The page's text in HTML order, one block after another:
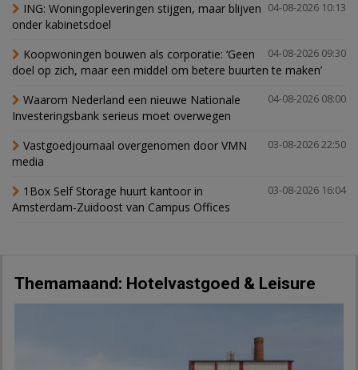
04-08-2026 10:13
ING: Woningopleveringen stijgen, maar blijven
onder kabinetsdoel
04-08-2026 09:30
Koopwoningen bouwen als corporatie: ‘Geen
doel op zich, maar een middel om betere buurten te maken’
04-08-2026 08:00
Waarom Nederland een nieuwe Nationale
Investeringsbank serieus moet overwegen
03-08-2026 22:50
Vastgoedjournaal overgenomen door VMN
media
03-08-2026 16:04
1Box Self Storage huurt kantoor in
Amsterdam-Zuidoost van Campus Offices
Themamaand: Hotelvastgoed & Leisure